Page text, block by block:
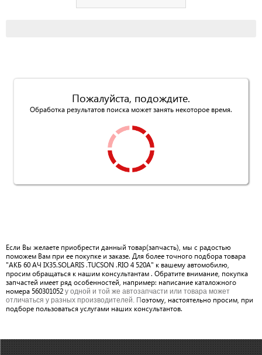
Пожалуйста, подождите.
Обработка результатов поиска может занять некоторое время.
Если Вы желаете приобрести данный товар(запчасть), мы с радостью
поможем Вам при ее покупке и заказе. Для более точного подбора товара
"АКБ 60 АЧ IX35.SOLARIS .TUCSON .RIO 4 520A" к вашему автомобилю,
просим обращаться к нашим консультантам . Обратите внимание, покупка
запчастей имеет ряд особенностей, например: написание каталожного
номера 560301052 у одной и той же автозапчасти или товара может
отличаться у разных производителей. Поэтому, настоятельно просим, при
подборе пользоваться услугами наших консультантов.